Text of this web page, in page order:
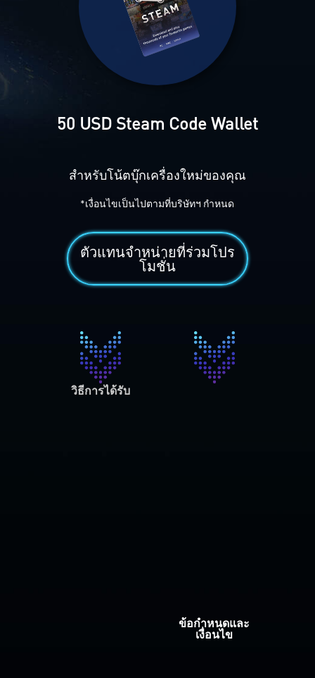
50 USD Steam Code Wallet
สำหรับโน้ตบุ๊กเครื่องใหม่ของคุณ
*เงื่อนไขเป็นไปตามที่บริษัทฯ กำหนด
ตัวแทนจำหน่ายที่ร่วมโปร
โมชั่น
วิธีการได้รับ
ข้อกำหนดและ
เงื่อนไข